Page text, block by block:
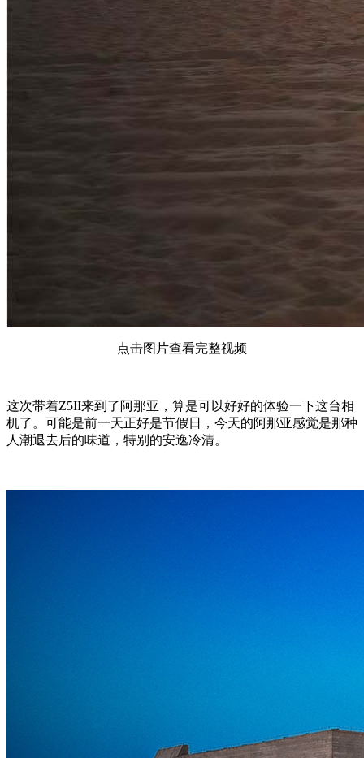
点击图片查看完整视频
这次带着Z5II来到了阿那亚，算是可以好好的体验一下这台相
机了。可能是前一天正好是节假日，今天的阿那亚感觉是那种
人潮退去后的味道，特别的安逸冷清。